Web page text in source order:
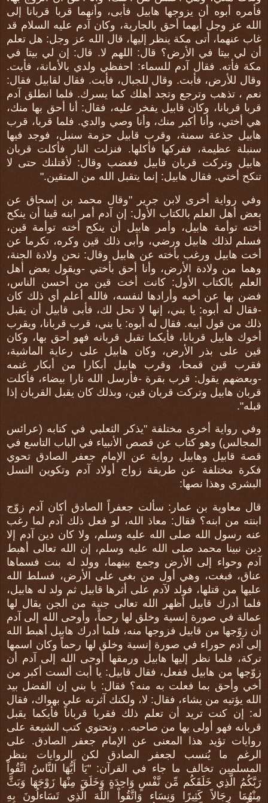
فأمره أبوه أن يزوجها هابيل فأبى، وأنهما قربا قربانا إلى
الله عز وجل أيهما أحق بالجارية، وكان آدم عليه السلام قد
غاب عنهما، أتى مكة ينظر إليها، قال الله عز وجل: هل تعلم
أن لي بيتا في الأرض؟ قال: اللهم لا. قال: إن لي بيتا في
مكة فأته. فقال آدم للسماء: احفظي ولدي بالأمانة، فأبت.
وقال للأرض، فأبت. وقال للجبال، فأبت. فقال لقابيل فقال:
نعم ، تذهب وترجع وتجد أهلك كما يسرك. فلما انطلق آدم
قربا قربانا، وكان قابيل يفخر عليه، فقال: أنا أحق بها منك،
هي أختي، وأنا أكبر منك، وأنا وصي والدي. فلما قربا، قرب
هابيل جذعة سمنة، وقرب قابيل حزمة سنبل، فوجد فيها
سنبلة عظيمة، ففركها فأكلها. فنزلت النار فأكلت قربان
هابيل وتركت قربان قابيل فغضب وقال: لأقتلنك حتى لا
تنكح أختي. فقال هابيل: إنما يتقبل الله من المتقين."
وفي رواية أخرى لابن جرير "وقال محمد بن إسحاق عن
بعض أهل العلم بالكتاب الأول: إن آدم أمر ابنه قينا أن ينكح
أخته توأمة هابيل، وأمر هابيل أن ينكح أخته توأمة قين،
فسلم لذلك هابيل ورضي، وأبى ذلك قين وكره، تكرما عن
أخت هابيل ورغب بأخته عن هابيل وقال: نحن ولادة الجنة،
وهما من ولادة الأرض، وأنا أحق بأختي -ويقول بعض أهل
العلم بالكتاب الأول: كانت أخت قين من أحسن الناس،
فضن بها عن أخيه وأرادها لنفسه، فالله أعلم أي ذلك كان
-فقال له أبوه: يا بني، إنها لا تحل لك، فأبى قابيل أن يقبل
ذلك من قول أبيه. فقال له أبوه: يا بني، قرب قربانا، ويقرب
أخوك هابيل قربانا، فأيكما تقبل قربانه فهو أحق بها، وكان
قين على بذر الأرض، وكان هابيل على رعاية الماشية،
فقرب قين قمحا، وقرب هابيل أبكارا من أبكار غنمه
-وبعضهم يقول: قرب بقرة -فأرسل الله نارا بيضاء، فأكلت
قربان هابيل وتركت قربان قين، وبذلك كان يقبل القربان إذا
قبله".
وفي رواية أخرى مختلفة "يذكر الثعلبي في كتابه (عرائس
المجالس) وهو كتاب عن قصص الأنبياء في الباب التاسع في
قصة قابيل وهابيل رواية عن الإمام جعفر الصادق تحوي
فكرة مختلفة عن طريقة زواج أولاد آدم وتكوين النسل
البشري وهذا نصها:
قال معاوية بن عمار: سألت جعفراً الصادق أكان آدم زوّج
ابنته من ابنه؟ فقال: معاذ الله، لو فعل ذلك آدم لما رغب
عنه رسول الله صلى الله عليه وسلم، ولا كان دين آدم إلا
دين نبينا محمد صلى الله عليه وسلم، إن الله تعالى أهبط
آدم وحواء إلى الأرض وجمع بينهما، وولد له بنت فسماها
عناق، فبغت، وهي أول من بغى على الأرض، فسلط الله
عليها من قتلها، فولد لآدم على أثرها قابيل ثم ولد له هابيل،
فلما أدرك قابيل أظهر الله تعالى جنية من الجن يقال لها
عمالة في صورة إنسية وخلق لها رحماً، وأوحى الله إلى آدم
أن زوّجها من قابيل فزوجها منه، فلما أدرك هابيل أهبط الله
إلى آدم حوراء في صورة إنسية وخلق لها رحماً وكان اسمها
تركة، فلما نظر إليها هابيل ورمقها أوحى الله إلى آدم أن
زوّجها من هابيل ففعل، فقال قابيل: يا أبت ألست أكبر من
أخي وأحق بما فعلت به منه؟ فقال: يا بني إن الفضل بيد
الله يؤتيه من يشاء، فقال: لا، ولكنك آثرته علي بهواك، فقال
له: إن كنت تريد أن تعلم ذلك فقربا قرباناً فأيكما يقبل
قربانه فهو أولى بها من صاحبه. ، وتحتوي كتب الشيعة على
روايات تؤيد هذا المعنى عن الإمام جعفر الصادق. على
الرغم ما يُنسب لجعفر الصادق لكن الروايات بنظر
المسلمين تخالف ما جاء في القرآن: "يَا أَيُّهَا النَّاسُ اتَّقُواْ
رَبَّكُمُ الَّذِي خَلَقَكُم مِّن نَّفْسٍ وَاحِدَةٍ وَخَلَقَ مِنْهَا زَوْجَهَا وَبَثَّ
مِنْهُمَا رِجَالاً كَثِيرًا وَنِسَاء وَاتَّقُواْ اللّهَ الَّذِي تَسَاءلُونَ بِهِ